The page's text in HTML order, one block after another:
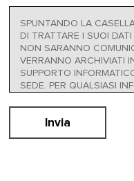
SPUNTANDO LA
DI TRATTARE I SUOI
NON SARANNO
VERRANNO ARCHIVIATI
SUPPORTO
SEDE. PER QUALSIASI
TUTTO O IN PARTE, AL
SCRIVERE A
Invia